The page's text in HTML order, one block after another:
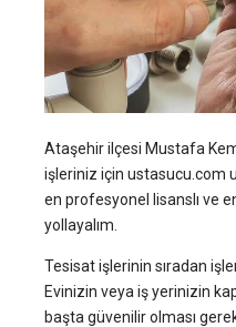
Ataşehir ilçesi Mustafa
işleriniz için ustasucu.com
en profesyonel lisanslı ve
yollayalım.
Tesisat işlerinin sıradan
Evinizin veya iş yerinizin
başta güvenilir olması